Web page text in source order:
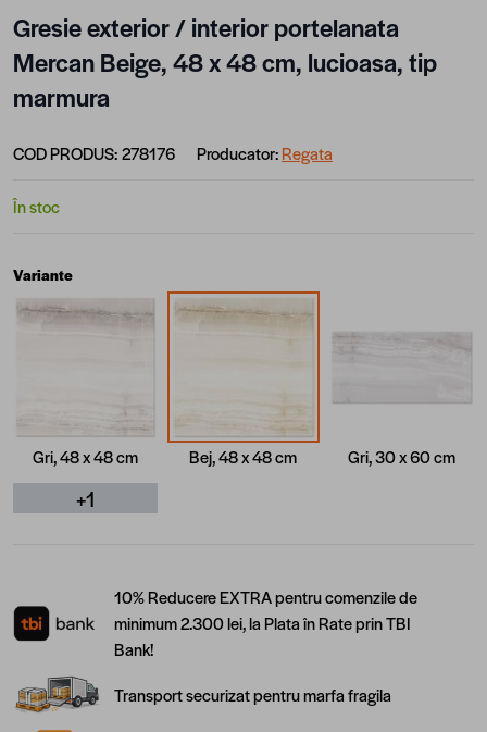
Gresie exterior / interior portelanata
Mercan Beige, 48 x 48 cm, lucioasa, tip
marmura
COD PRODUS:278176 Producator:Regata
În stoc
Variante
Gri, 48 x 48 cm Bej, 48 x 48 cm Gri, 30 x 60 cm
+1
10% Reducere EXTRA pentru comenzile de
minimum 2.300 lei, la Plata în Rate prin TBI
Bank!
Transport securizat pentru marfa fragila